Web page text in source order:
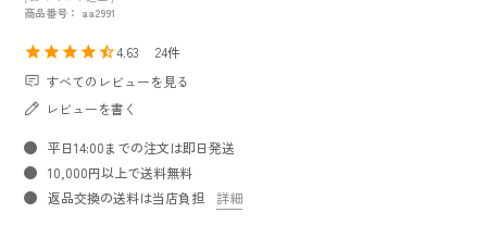
商品番号
aa2991
4.63
24
すべてのレビューを見る
レビューを書く
平日14:00までの注文は即日発送
10,000円以上で送料無料
返品交換の送料は当店負担
詳細